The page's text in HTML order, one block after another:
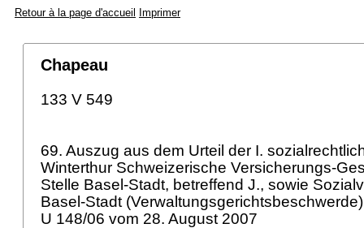
Retour à la page d'accueil Imprimer
Chapeau
133 V 549
69. Auszug aus dem Urteil der I.
Winterthur Schweizerische Versicherungs-
Stelle Basel-Stadt, betreffend J., sowie
Basel-Stadt (Verwaltungsgerichtsbeschwerde)
U 148/06 vom 28. August 2007